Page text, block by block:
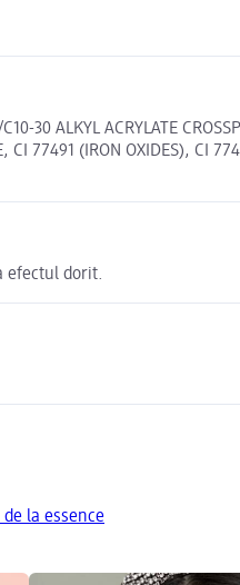
30 ALKYL ACRYLATE
CI 77491 (IRON OXIDES),
efectul dorit.
la essence